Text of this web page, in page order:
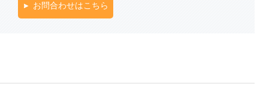
お問合わせはこちら